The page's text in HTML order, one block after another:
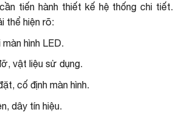
tiến hành thiết kế hệ thống chi tiết.
thể hiện rõ:
hình LED.
vật liệu sử dụng.
cố định màn hình.
dây tín hiệu.